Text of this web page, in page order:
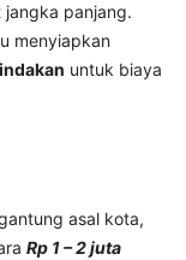
jangka panjang.
menyiapkan
untuk biaya
asal kota,
Rp 1 – 2 juta